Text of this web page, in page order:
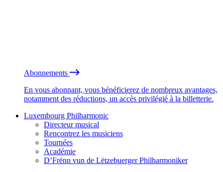
Abonnements
En vous abonnant, vous bénéficierez de nombreux avantages,
notamment des réductions, un accès privilégié à la billetterie.
Luxembourg Philharmonic
Directeur musical
Rencontrez les musiciens
Tournées
Académie
D’Frënn vun de Lëtzebuerger Philharmoniker